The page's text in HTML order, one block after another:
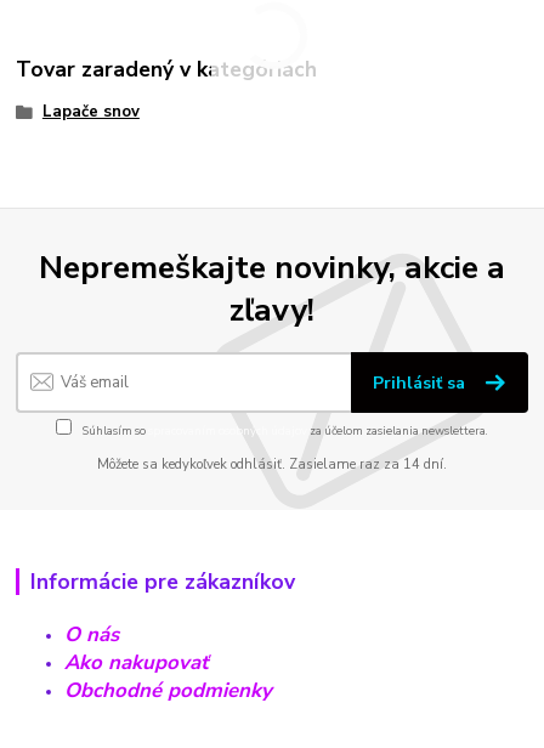
Tovar zaradený v kategóriách
Lapače snov
Nepremeškajte novinky, akcie a
zľavy!
Prihlásiť sa
Súhlasím so spracovaním osobných údajov za účelom zasielania newslettera.
Môžete sa kedykoľvek odhlásiť. Zasielame raz za 14 dní.
Informácie pre zákazníkov
O nás
Ako nakupovať
Obchodné podmienky